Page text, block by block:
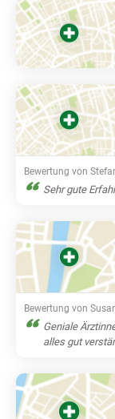
Bewertung von
Sehr gute
Bewertung von
Geniale
alles gut